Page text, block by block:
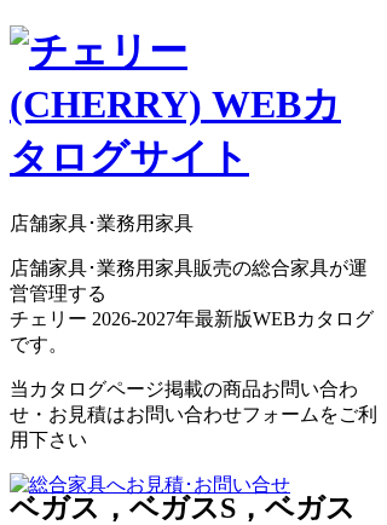
店舗家具･業務用家具
店舗家具･業務用家具販売の総合家具が運
営管理する
チェリー 2026-2027年最新版WEBカタログ
です。
当カタログページ掲載の商品お問い合わ
せ・お見積はお問い合わせフォームをご利
用下さい
ベガス，ベガスS，ベガス